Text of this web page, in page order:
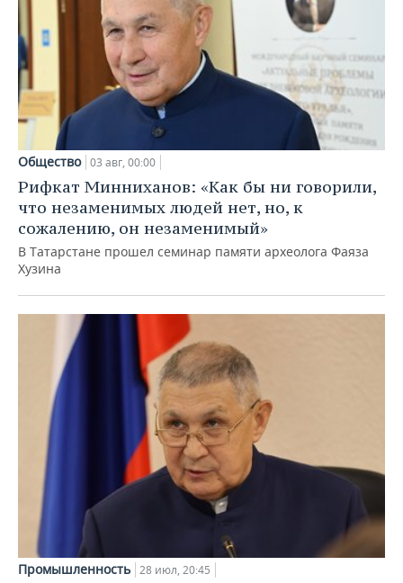
Общество 03 авг, 00:00
Рифкат Минниханов: «Как бы ни говорили,
что незаменимых людей нет, но, к
сожалению, он незаменимый»
В Татарстане прошел семинар памяти археолога Фаяза
Хузина
Промышленность 28 июл, 20:45